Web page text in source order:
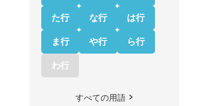
た行 な行 は行
ま行 や行 ら行
わ行
すべての用語